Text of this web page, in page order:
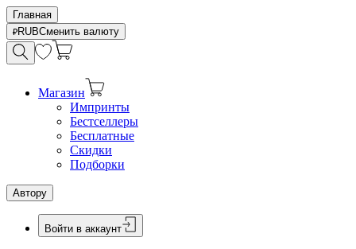
Главная
RUBСменить валюту
Магазин
Импринты
Бестселлеры
Бесплатные
Скидки
Подборки
Автору
Войти в аккаунт